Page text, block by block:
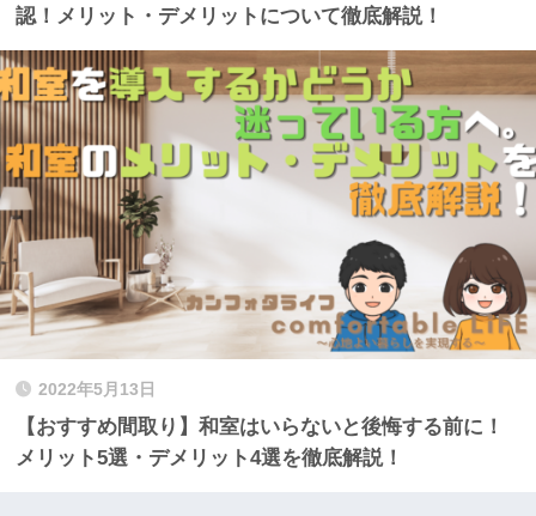
認！メリット・デメリットについて徹底解説！
2022年5月13日
【おすすめ間取り】和室はいらないと後悔する前に！
メリット5選・デメリット4選を徹底解説！